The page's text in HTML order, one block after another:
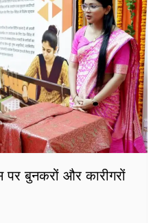
पर बुनकरों और कारीगरों